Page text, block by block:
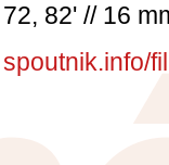
72, 82' // 16
spoutnik.info/